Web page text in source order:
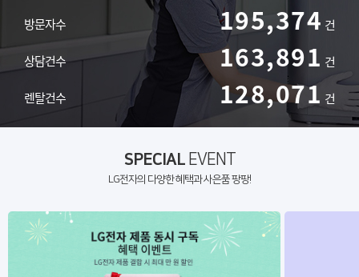
방문자수 195,374 건
상담건수 163,891 건
렌탈건수 128,071건
SPECIALEVENT
LG전자의 다양한 혜택과 사은품 팡팡!